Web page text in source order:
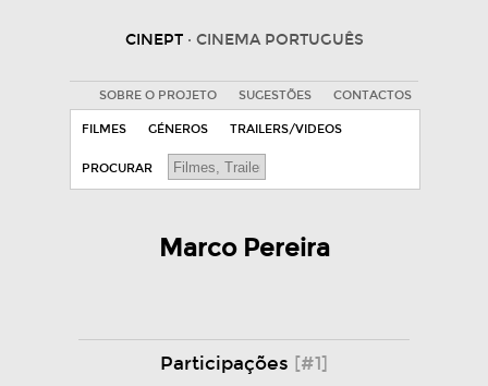
CINEPT · CINEMA PORTUGUÊS
SOBRE O PROJETO SUGESTÕES CONTACTOS
FILMES GÉNEROS TRAILERS/VIDEOS
PROCURAR
Marco Pereira
Participações [#1]